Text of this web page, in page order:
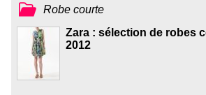
Robe courte
Zara : sélection de robes
2012